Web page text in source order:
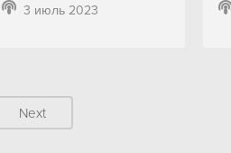
3 июль 2023
Next